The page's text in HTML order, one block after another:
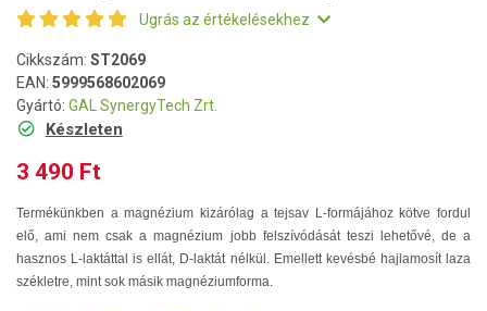
Ugrás az értékelésekhez
Cikkszám: ST2069
EAN: 5999568602069
Gyártó: GAL SynergyTech Zrt.
Készleten
3 490 Ft
Termékünkben a magnézium kizárólag a tejsav L-formájához kötve fordul
elő, ami nem csak a magnézium jobb felszívódását teszi lehetővé, de a
hasznos L-laktáttal is ellát, D-laktát nélkül. Emellett kevésbé hajlamosít laza
székletre, mint sok másik magnéziumforma.